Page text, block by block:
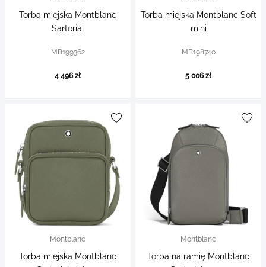
Torba miejska Montblanc
Sartorial
MB199362
4 496 zł
Torba miejska Montblanc Soft
mini
MB198740
5 006 zł
Montblanc
Torba miejska Montblanc
Montblanc
Torba na ramię Montblanc